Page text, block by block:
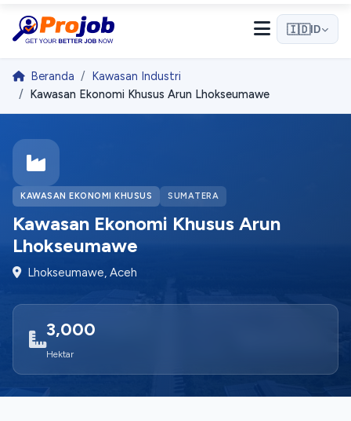
🇮🇩ID
Beranda
Kawasan Industri
Kawasan Ekonomi Khusus Arun Lhokseumawe
KAWASAN EKONOMI KHUSUS SUMATERA
Kawasan Ekonomi Khusus Arun
Lhokseumawe
Lhokseumawe, Aceh
3,000
Hektar